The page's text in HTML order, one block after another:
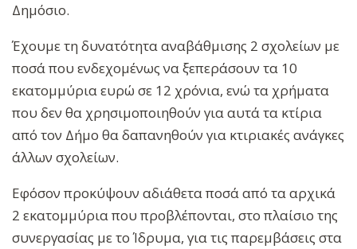
Δημόσιο.
Έχουμε τη δυνατότητα αναβάθμισης 2 σχολείων με
ποσά που ενδεχομένως να ξεπεράσουν τα 10
εκατομμύρια ευρώ σε 12 χρόνια, ενώ τα χρήματα
που δεν θα χρησιμοποιηθούν για αυτά τα κτίρια
από τον Δήμο θα δαπανηθούν για κτιριακές ανάγκες
άλλων σχολείων.
Εφόσον προκύψουν αδιάθετα ποσά από τα αρχικά
2 εκατομμύρια που προβλέπονται, στο πλαίσιο της
συνεργασίας με το Ίδρυμα, για τις παρεμβάσεις στα